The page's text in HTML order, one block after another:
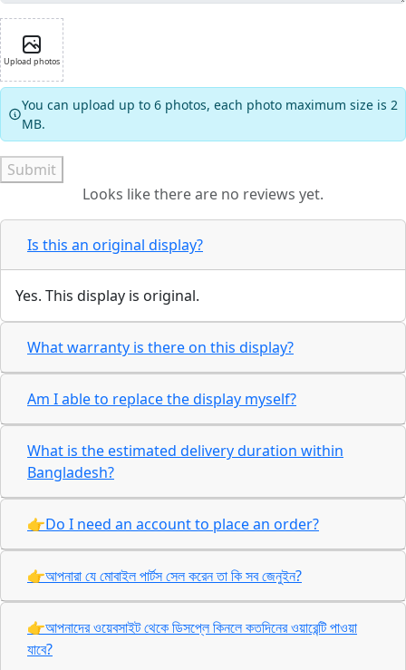
Upload photos
You can upload up to 6 photos, each photo maximum size is 2
MB.
Submit
Looks like there are no reviews yet.
Is this an original display?
Yes. This display is original.
What warranty is there on this display?
Am I able to replace the display myself?
What is the estimated delivery duration within
Bangladesh?
👉Do I need an account to place an order?
👉আপনারা যে মোবাইল পার্টস সেল করেন তা কি সব জেনুইন?
👉আপনাদের ওয়েবসাইট থেকে ডিসপ্লে কিনলে কতদিনের ওয়ারেন্টি পাওয়া
যাবে?